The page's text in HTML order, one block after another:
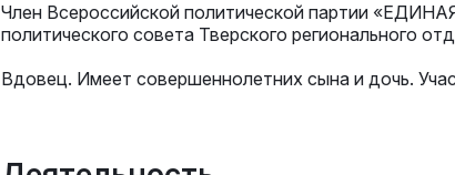
Член Всероссийской политической партии
политического совета Тверского регионального
Вдовец. Имеет совершеннолетних сына и дочь.